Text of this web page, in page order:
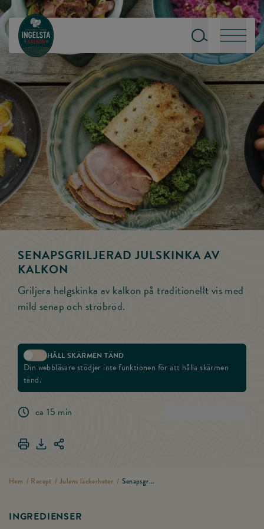
Till startsidan
Sök
Meny
SENAPSGRILJERAD JULSKINKA AV
KALKON
Griljera helgskinka av kalkon på traditionellt vis med
mild senap och ströbröd.
Aktivera skärmlås
HÅLL SKÄRMEN TÄND
Din webbläsare stödjer inte funktionen för att hålla skärmen
tänd.
ca 15 min
Skriv ut Senapsgriljerad julskinka av kalkon
Ladda ner Senapsgriljerad julskinka av kalkon
Dela länken för Senapsgriljerad julskinka av kalkon
Hem / Recept /Julens läckerheter / Senapsgr...
INGREDIENSER